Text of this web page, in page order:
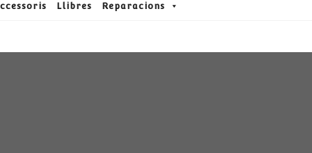
Llibres Reparacions